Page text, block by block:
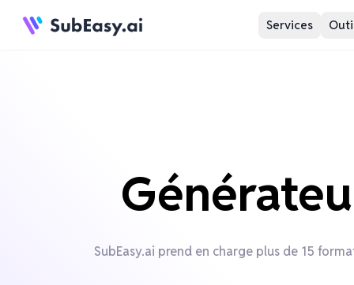
Services
SubEasy.ai prend en charge plus de 15